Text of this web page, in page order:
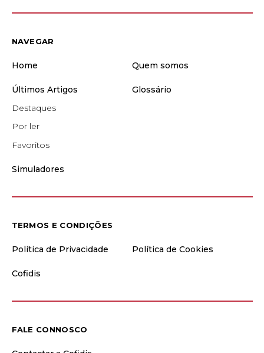
NAVEGAR
Home Quem somos
Últimos Artigos
Destaques
Por ler
Favoritos
Glossário
Simuladores
TERMOS E CONDIÇÕES
Política de Privacidade Política de Cookies
Cofidis
FALE CONNOSCO